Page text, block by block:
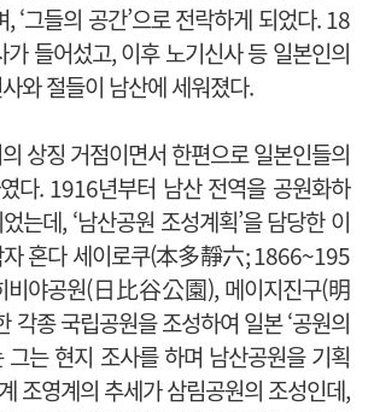
, ‘그들의 공간’으로 전락하게 되었다. 18
들어섰고, 이후 노기신사 등 일본인의
와 절들이 남산에 세워졌다.
상징 거점이면서 한편으로 일본인들의
다. 1916년부터 남산 전역을 공원화하
는데, ‘남산공원 조성계획’을 담당한 이
자 혼다 세이로쿠(本多靜六; 1866~195
비야공원(日比谷公園), 메이지진구(明
각종 국립공원을 조성하여 일본 ‘공원의
그는 현지 조사를 하며 남산공원을 기획
조영계의 추세가 삼림공원의 조성인데,